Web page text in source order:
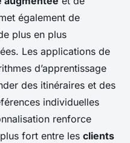
également de
plus en plus
Les applications de
d’apprentissage
des itinéraires et des
individuelles
renforce
fort entre les clients